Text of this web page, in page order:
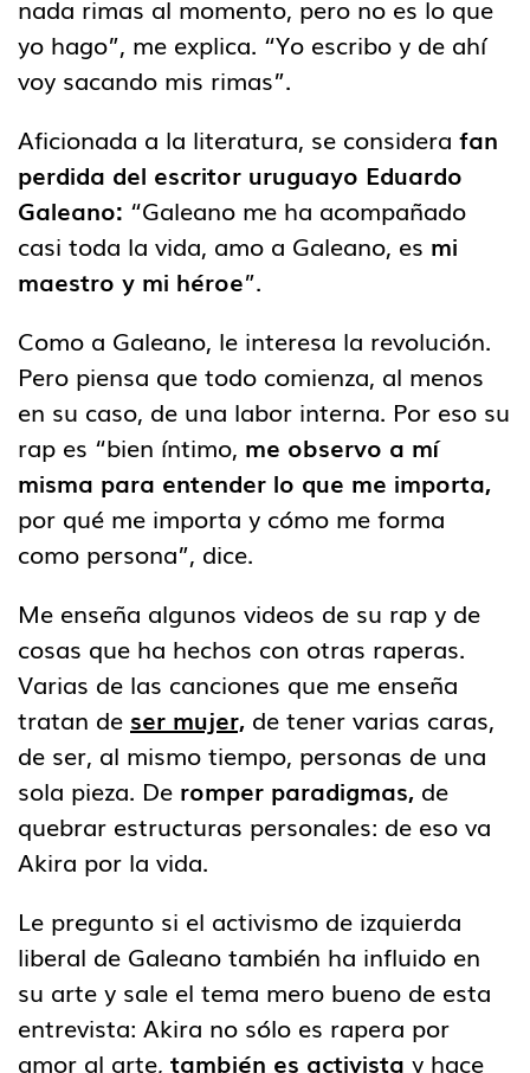
nada rimas al momento, pero no es lo que
yo hago”, me explica. “Yo escribo y de ahí
voy sacando mis rimas”.
Aficionada a la literatura, se considera fan
perdida del escritor uruguayo Eduardo
Galeano: “Galeano me ha acompañado
casi toda la vida, amo a Galeano, es mi
maestro y mi héroe”.
Como a Galeano, le interesa la revolución.
Pero piensa que todo comienza, al menos
en su caso, de una labor interna. Por eso su
rap es “bien íntimo, me observo a mí
misma para entender lo que me importa,
por qué me importa y cómo me forma
como persona”, dice.
Me enseña algunos videos de su rap y de
cosas que ha hechos con otras raperas.
Varias de las canciones que me enseña
tratan de ser mujer, de tener varias caras,
de ser, al mismo tiempo, personas de una
sola pieza. De romper paradigmas, de
quebrar estructuras personales: de eso va
Akira por la vida.
Le pregunto si el activismo de izquierda
liberal de Galeano también ha influido en
su arte y sale el tema mero bueno de esta
entrevista: Akira no sólo es rapera por
amor al arte, también es activista y hace